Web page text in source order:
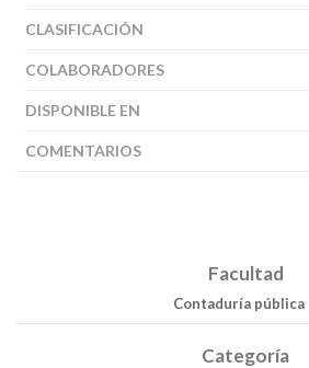
CLASIFICACIÓN
COLABORADORES
DISPONIBLE EN
COMENTARIOS
Facultad
Contaduría pública
Categoría